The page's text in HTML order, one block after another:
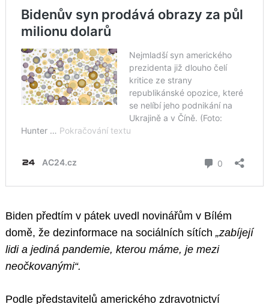
Biden předtím v pátek uvedl novinářům v Bílém
domě, že dezinformace na sociálních sítích „zabíjejí
lidi a jediná pandemie, kterou máme, je mezi
neočkovanými“.
Podle představitelů amerického zdravotnictví